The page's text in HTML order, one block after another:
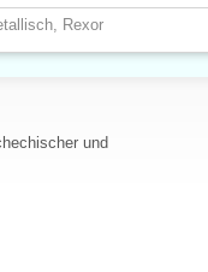
Rexor
und